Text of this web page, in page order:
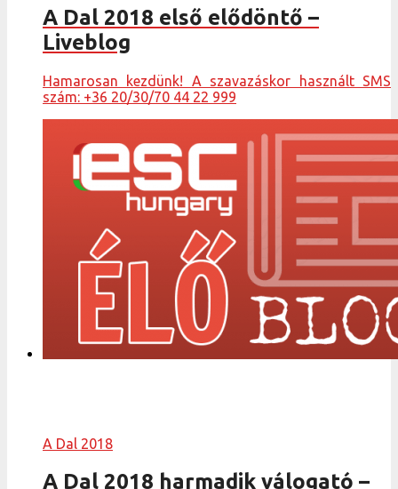
A Dal 2018 első elődöntő –
Liveblog
Hamarosan kezdünk! A szavazáskor használt SMS
szám: +36 20/30/70 44 22 999
A Dal 2018
A Dal 2018 harmadik válogató –